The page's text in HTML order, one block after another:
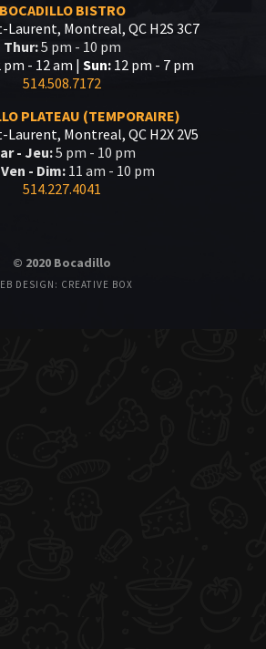
BOCADILLO BISTRO
Laurent, Montreal, QC H2S 3C7
Thur:5 pm - 10 pm
pm - 12 am | Sun: 12 pm - 7 pm
514.508.7172
PLATEAU (TEMPORAIRE)
Laurent, Montreal, QC H2X 2V5
- Jeu:5 pm - 10 pm
- Dim:11 am - 10 pm
514.227.4041
© 2020 Bocadillo
DESIGN: CREATIVE BOX